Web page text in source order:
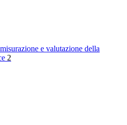
e valutazione della
2